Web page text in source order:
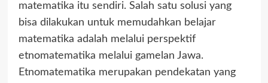
matematika itu sendiri. Salah satu solusi yang
bisa dilakukan untuk memudahkan belajar
matematika adalah melalui perspektif
etnomatematika melalui gamelan Jawa.
Etnomatematika merupakan pendekatan yang